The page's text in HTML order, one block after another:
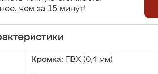
чем за 15 минут!
Кромка: ПВХ (0,4 мм)